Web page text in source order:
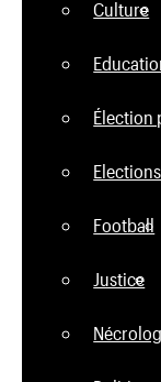
Culture
Élection
Football
Justice